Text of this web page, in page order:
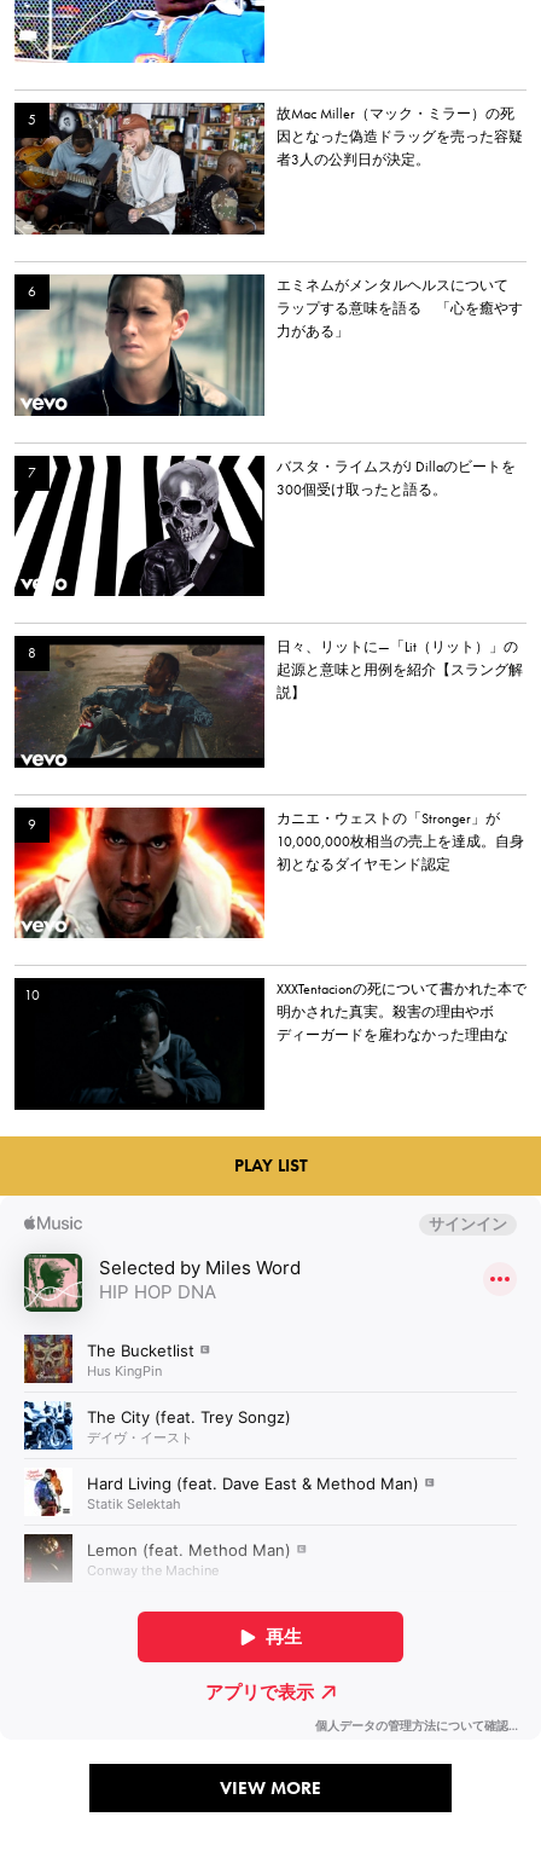
故Mac Miller（マック・ミラー）の死
因となった偽造ドラッグを売った容疑
者3人の公判日が決定。
エミネムがメンタルヘルスについて
ラップする意味を語る 「心を癒やす
力がある」
バスタ・ライムスがJ Dillaのビートを
300個受け取ったと語る。
日々、リットに—「Lit（リット）」の
起源と意味と用例を紹介【スラング解
説】
カニエ・ウェストの「Stronger」が
10,000,000枚相当の売上を達成。自身
初となるダイヤモンド認定
XXXTentacionの死について書かれた本で
明かされた真実。殺害の理由やボ
ディーガードを雇わなかった理由な
PLAY LIST
VIEW MORE